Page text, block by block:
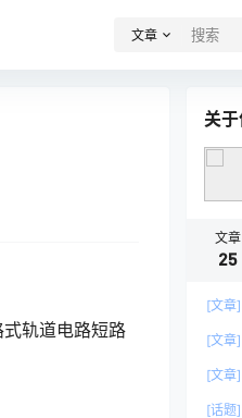
文章
轨道电路短路
关
文章
25
[文章]
[文章]
[文章]
[话题]